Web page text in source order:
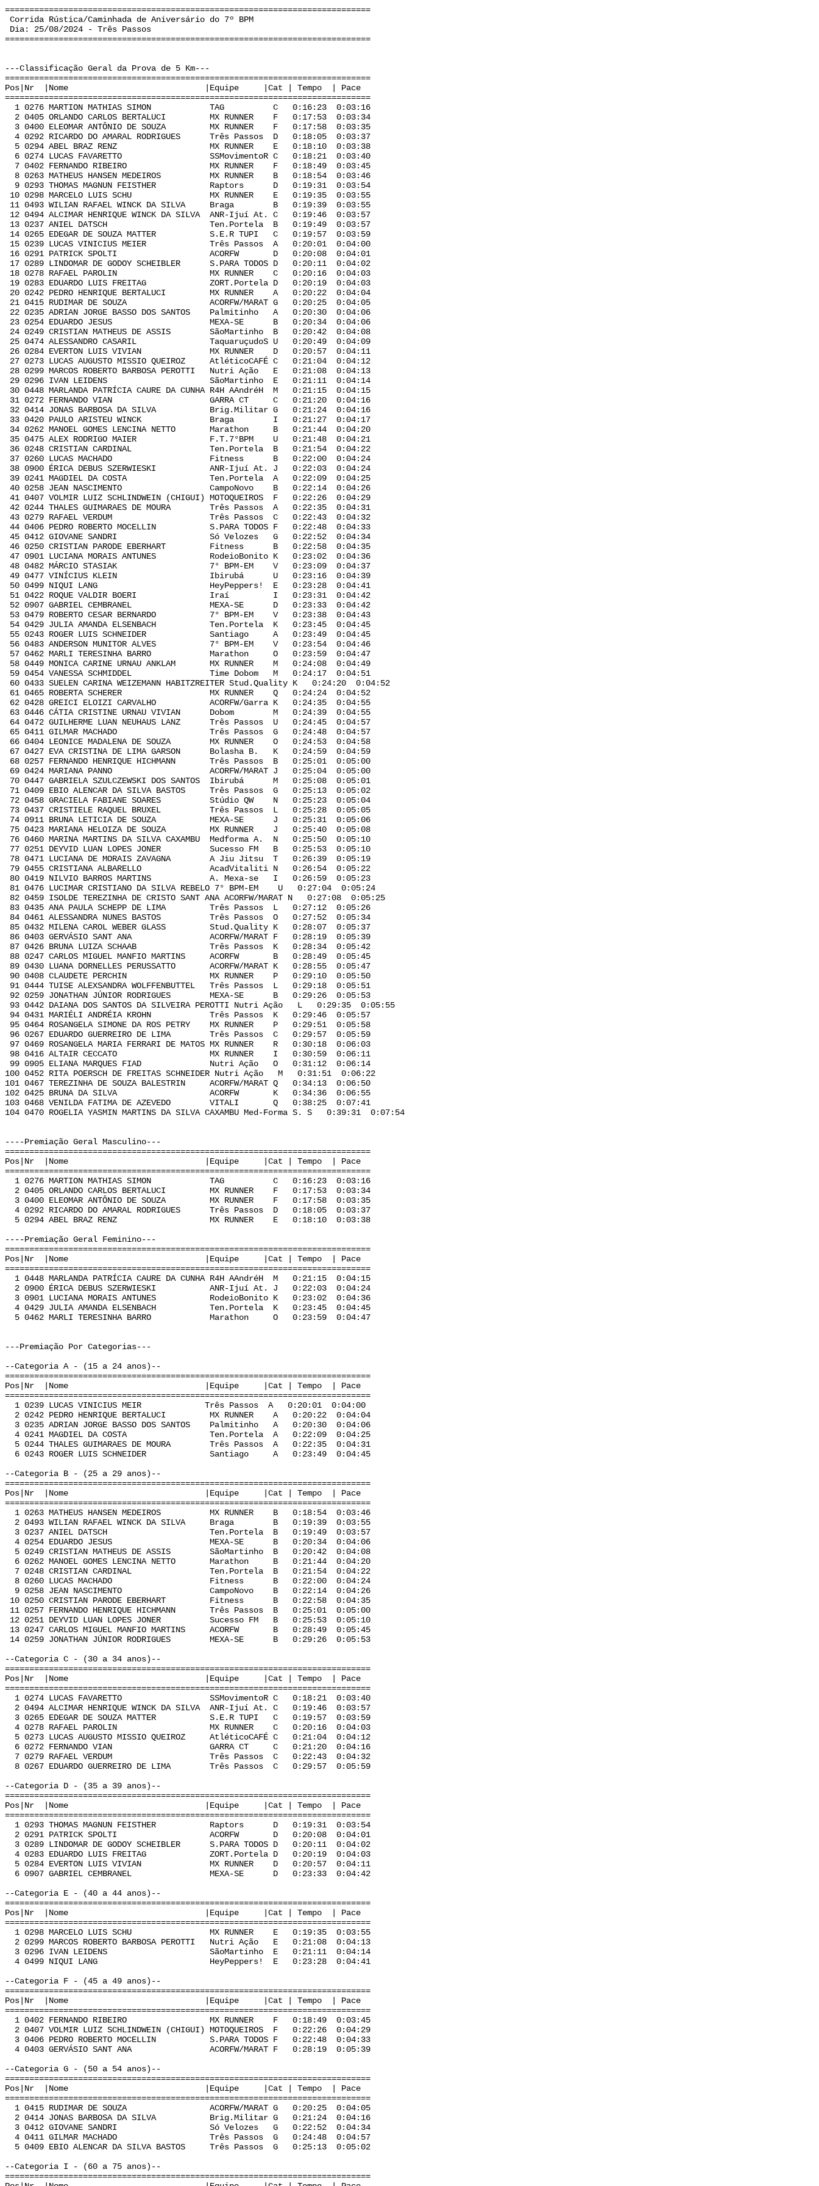
===========================================================================
Corrida Rústica/Caminhada de Aniversário do 7º BPM
Dia: 25/08/2024 - Três Passos
===========================================================================
---Classificação Geral da Prova de 5 Km---
===========================================================================
Pos|Nr |Nome |Equipe |Cat | Tempo | Pace
===========================================================================
1 0276 MARTION MATHIAS SIMON TAG C 0:16:23 0:03:16
2 0405 ORLANDO CARLOS BERTALUCI MX RUNNER F 0:17:53 0:03:34
3 0400 ELEOMAR ANTÔNIO DE SOUZA MX RUNNER F 0:17:58 0:03:35
4 0292 RICARDO DO AMARAL RODRIGUES Três Passos D 0:18:05 0:03:37
5 0294 ABEL BRAZ RENZ MX RUNNER E 0:18:10 0:03:38
6 0274 LUCAS FAVARETTO SSMovimentoR C 0:18:21 0:03:40
7 0402 FERNANDO RIBEIRO MX RUNNER F 0:18:49 0:03:45
8 0263 MATHEUS HANSEN MEDEIROS MX RUNNER B 0:18:54 0:03:46
9 0293 THOMAS MAGNUN FEISTHER Raptors D 0:19:31 0:03:54
10 0298 MARCELO LUIS SCHU MX RUNNER E 0:19:35 0:03:55
11 0493 WILIAN RAFAEL WINCK DA SILVA Braga B 0:19:39 0:03:55
12 0494 ALCIMAR HENRIQUE WINCK DA SILVA ANR-Ijuí At. C 0:19:46 0:03:57
13 0237 ANIEL DATSCH Ten.Portela B 0:19:49 0:03:57
14 0265 EDEGAR DE SOUZA MATTER S.E.R TUPI C 0:19:57 0:03:59
15 0239 LUCAS VINICIUS MEIER Três Passos A 0:20:01 0:04:00
16 0291 PATRICK SPOLTI ACORFW D 0:20:08 0:04:01
17 0289 LINDOMAR DE GODOY SCHEIBLER S.PARA TODOS D 0:20:11 0:04:02
18 0278 RAFAEL PAROLIN MX RUNNER C 0:20:16 0:04:03
19 0283 EDUARDO LUIS FREITAG ZORT.Portela D 0:20:19 0:04:03
20 0242 PEDRO HENRIQUE BERTALUCI MX RUNNER A 0:20:22 0:04:04
21 0415 RUDIMAR DE SOUZA ACORFW/MARAT G 0:20:25 0:04:05
22 0235 ADRIAN JORGE BASSO DOS SANTOS Palmitinho A 0:20:30 0:04:06
23 0254 EDUARDO JESUS MEXA-SE B 0:20:34 0:04:06
24 0249 CRISTIAN MATHEUS DE ASSIS SãoMartinho B 0:20:42 0:04:08
25 0474 ALESSANDRO CASARIL TaquaruçudoS U 0:20:49 0:04:09
26 0284 EVERTON LUIS VIVIAN MX RUNNER D 0:20:57 0:04:11
27 0273 LUCAS AUGUSTO MISSIO QUEIROZ AtléticoCAFÉ C 0:21:04 0:04:12
28 0299 MARCOS ROBERTO BARBOSA PEROTTI Nutri Ação E 0:21:08 0:04:13
29 0296 IVAN LEIDENS SãoMartinho E 0:21:11 0:04:14
30 0448 MARLANDA PATRÍCIA CAURE DA CUNHA R4H AAndréH M 0:21:15 0:04:15
31 0272 FERNANDO VIAN GARRA CT C 0:21:20 0:04:16
32 0414 JONAS BARBOSA DA SILVA Brig.Militar G 0:21:24 0:04:16
33 0420 PAULO ARISTEU WINCK Braga I 0:21:27 0:04:17
34 0262 MANOEL GOMES LENCINA NETTO Marathon B 0:21:44 0:04:20
35 0475 ALEX RODRIGO MAIER F.T.7°BPM U 0:21:48 0:04:21
36 0248 CRISTIAN CARDINAL Ten.Portela B 0:21:54 0:04:22
37 0260 LUCAS MACHADO Fitness B 0:22:00 0:04:24
38 0900 ÉRICA DEBUS SZERWIESKI ANR-Ijuí At. J 0:22:03 0:04:24
39 0241 MAGDIEL DA COSTA Ten.Portela A 0:22:09 0:04:25
40 0258 JEAN NASCIMENTO CampoNovo B 0:22:14 0:04:26
41 0407 VOLMIR LUIZ SCHLINDWEIN (CHIGUI) MOTOQUEIROS F 0:22:26 0:04:29
42 0244 THALES GUIMARAES DE MOURA Três Passos A 0:22:35 0:04:31
43 0279 RAFAEL VERDUM Três Passos C 0:22:43 0:04:32
44 0406 PEDRO ROBERTO MOCELLIN S.PARA TODOS F 0:22:48 0:04:33
45 0412 GIOVANE SANDRI Só Velozes G 0:22:52 0:04:34
46 0250 CRISTIAN PARODE EBERHART Fitness B 0:22:58 0:04:35
47 0901 LUCIANA MORAIS ANTUNES RodeioBonito K 0:23:02 0:04:36
48 0482 MÁRCIO STASIAK 7° BPM-EM V 0:23:09 0:04:37
49 0477 VINÍCIUS KLEIN Ibirubá U 0:23:16 0:04:39
50 0499 NIQUI LANG HeyPeppers! E 0:23:28 0:04:41
51 0422 ROQUE VALDIR BOERI Iraí I 0:23:31 0:04:42
52 0907 GABRIEL CEMBRANEL MEXA-SE D 0:23:33 0:04:42
53 0479 ROBERTO CESAR BERNARDO 7° BPM-EM V 0:23:38 0:04:43
54 0429 JULIA AMANDA ELSENBACH Ten.Portela K 0:23:45 0:04:45
55 0243 ROGER LUIS SCHNEIDER Santiago A 0:23:49 0:04:45
56 0483 ANDERSON MUNITOR ALVES 7° BPM-EM V 0:23:54 0:04:46
57 0462 MARLI TERESINHA BARRO Marathon O 0:23:59 0:04:47
58 0449 MONICA CARINE URNAU ANKLAM MX RUNNER M 0:24:08 0:04:49
59 0454 VANESSA SCHMIDDEL Time Dobom M 0:24:17 0:04:51
60 0433 SUELEN CARINA WEIZEMANN HABITZREITER Stud.Quality K 0:24:20 0:04:52
61 0465 ROBERTA SCHERER MX RUNNER Q 0:24:24 0:04:52
62 0428 GREICI ELOIZI CARVALHO ACORFW/Garra K 0:24:35 0:04:55
63 0446 CÁTIA CRISTINE URNAU VIVIAN Dobom M 0:24:39 0:04:55
64 0472 GUILHERME LUAN NEUHAUS LANZ Três Passos U 0:24:45 0:04:57
65 0411 GILMAR MACHADO Três Passos G 0:24:48 0:04:57
66 0404 LEONICE MADALENA DE SOUZA MX RUNNER O 0:24:53 0:04:58
67 0427 EVA CRISTINA DE LIMA GARSON Bolasha B. K 0:24:59 0:04:59
68 0257 FERNANDO HENRIQUE HICHMANN Três Passos B 0:25:01 0:05:00
69 0424 MARIANA PANNO ACORFW/MARAT J 0:25:04 0:05:00
70 0447 GABRIELA SZULCZEWSKI DOS SANTOS Ibirubá M 0:25:08 0:05:01
71 0409 EBIO ALENCAR DA SILVA BASTOS Três Passos G 0:25:13 0:05:02
72 0458 GRACIELA FABIANE SOARES Stúdio QW N 0:25:23 0:05:04
73 0437 CRISTIELE RAQUEL BRUXEL Três Passos L 0:25:28 0:05:05
74 0911 BRUNA LETICIA DE SOUZA MEXA-SE J 0:25:31 0:05:06
75 0423 MARIANA HELOIZA DE SOUZA MX RUNNER J 0:25:40 0:05:08
76 0460 MARINA MARTINS DA SILVA CAXAMBU Medforma A. N 0:25:50 0:05:10
77 0251 DEYVID LUAN LOPES JONER Sucesso FM B 0:25:53 0:05:10
78 0471 LUCIANA DE MORAIS ZAVAGNA A Jiu Jitsu T 0:26:39 0:05:19
79 0455 CRISTIANA ALBARELLO AcadVitaliti N 0:26:54 0:05:22
80 0419 NILVIO BARROS MARTINS A. Mexa-se I 0:26:59 0:05:23
81 0476 LUCIMAR CRISTIANO DA SILVA REBELO 7° BPM-EM U 0:27:04 0:05:24
82 0459 ISOLDE TEREZINHA DE CRISTO SANT ANA ACORFW/MARAT N 0:27:08 0:05:25
83 0435 ANA PAULA SCHEPP DE LIMA Três Passos L 0:27:12 0:05:26
84 0461 ALESSANDRA NUNES BASTOS Três Passos O 0:27:52 0:05:34
85 0432 MILENA CAROL WEBER GLASS Stud.Quality K 0:28:07 0:05:37
86 0403 GERVÁSIO SANT ANA ACORFW/MARAT F 0:28:19 0:05:39
87 0426 BRUNA LUIZA SCHAAB Três Passos K 0:28:34 0:05:42
88 0247 CARLOS MIGUEL MANFIO MARTINS ACORFW B 0:28:49 0:05:45
89 0430 LUANA DORNELLES PERUSSATTO ACORFW/MARAT K 0:28:55 0:05:47
90 0408 CLAUDETE PERCHIN MX RUNNER P 0:29:10 0:05:50
91 0444 TUISE ALEXSANDRA WOLFFENBUTTEL Três Passos L 0:29:18 0:05:51
92 0259 JONATHAN JÚNIOR RODRIGUES MEXA-SE B 0:29:26 0:05:53
93 0442 DAIANA DOS SANTOS DA SILVEIRA PEROTTI Nutri Ação L 0:29:35 0:05:55
94 0431 MARIÉLI ANDRÉIA KROHN Três Passos K 0:29:46 0:05:57
95 0464 ROSANGELA SIMONE DA ROS PETRY MX RUNNER P 0:29:51 0:05:58
96 0267 EDUARDO GUERREIRO DE LIMA Três Passos C 0:29:57 0:05:59
97 0469 ROSANGELA MARIA FERRARI DE MATOS MX RUNNER R 0:30:18 0:06:03
98 0416 ALTAIR CECCATO MX RUNNER I 0:30:59 0:06:11
99 0905 ELIANA MARQUES FIAD Nutri Ação O 0:31:12 0:06:14
100 0452 RITA POERSCH DE FREITAS SCHNEIDER Nutri Ação M 0:31:51 0:06:22
101 0467 TEREZINHA DE SOUZA BALESTRIN ACORFW/MARAT Q 0:34:13 0:06:50
102 0425 BRUNA DA SILVA ACORFW K 0:34:36 0:06:55
103 0468 VENILDA FATIMA DE AZEVEDO VITALI Q 0:38:25 0:07:41
104 0470 ROGELIA YASMIN MARTINS DA SILVA CAXAMBU Med-Forma S. S 0:39:31 0:07:54
----Premiação Geral Masculino---
===========================================================================
Pos|Nr |Nome |Equipe |Cat | Tempo | Pace
===========================================================================
1 0276 MARTION MATHIAS SIMON TAG C 0:16:23 0:03:16
2 0405 ORLANDO CARLOS BERTALUCI MX RUNNER F 0:17:53 0:03:34
3 0400 ELEOMAR ANTÔNIO DE SOUZA MX RUNNER F 0:17:58 0:03:35
4 0292 RICARDO DO AMARAL RODRIGUES Três Passos D 0:18:05 0:03:37
5 0294 ABEL BRAZ RENZ MX RUNNER E 0:18:10 0:03:38
----Premiação Geral Feminino---
===========================================================================
Pos|Nr |Nome |Equipe |Cat | Tempo | Pace
===========================================================================
1 0448 MARLANDA PATRÍCIA CAURE DA CUNHA R4H AAndréH M 0:21:15 0:04:15
2 0900 ÉRICA DEBUS SZERWIESKI ANR-Ijuí At. J 0:22:03 0:04:24
3 0901 LUCIANA MORAIS ANTUNES RodeioBonito K 0:23:02 0:04:36
4 0429 JULIA AMANDA ELSENBACH Ten.Portela K 0:23:45 0:04:45
5 0462 MARLI TERESINHA BARRO Marathon O 0:23:59 0:04:47
---Premiação Por Categorias---
--Categoria A - (15 a 24 anos)--
===========================================================================
Pos|Nr |Nome |Equipe |Cat | Tempo | Pace
===========================================================================
1 0239 LUCAS VINICIUS MEIR Três Passos A 0:20:01 0:04:00
2 0242 PEDRO HENRIQUE BERTALUCI MX RUNNER A 0:20:22 0:04:04
3 0235 ADRIAN JORGE BASSO DOS SANTOS Palmitinho A 0:20:30 0:04:06
4 0241 MAGDIEL DA COSTA Ten.Portela A 0:22:09 0:04:25
5 0244 THALES GUIMARAES DE MOURA Três Passos A 0:22:35 0:04:31
6 0243 ROGER LUIS SCHNEIDER Santiago A 0:23:49 0:04:45
--Categoria B - (25 a 29 anos)--
===========================================================================
Pos|Nr |Nome |Equipe |Cat | Tempo | Pace
===========================================================================
1 0263 MATHEUS HANSEN MEDEIROS MX RUNNER B 0:18:54 0:03:46
2 0493 WILIAN RAFAEL WINCK DA SILVA Braga B 0:19:39 0:03:55
3 0237 ANIEL DATSCH Ten.Portela B 0:19:49 0:03:57
4 0254 EDUARDO JESUS MEXA-SE B 0:20:34 0:04:06
5 0249 CRISTIAN MATHEUS DE ASSIS SãoMartinho B 0:20:42 0:04:08
6 0262 MANOEL GOMES LENCINA NETTO Marathon B 0:21:44 0:04:20
7 0248 CRISTIAN CARDINAL Ten.Portela B 0:21:54 0:04:22
8 0260 LUCAS MACHADO Fitness B 0:22:00 0:04:24
9 0258 JEAN NASCIMENTO CampoNovo B 0:22:14 0:04:26
10 0250 CRISTIAN PARODE EBERHART Fitness B 0:22:58 0:04:35
11 0257 FERNANDO HENRIQUE HICHMANN Três Passos B 0:25:01 0:05:00
12 0251 DEYVID LUAN LOPES JONER Sucesso FM B 0:25:53 0:05:10
13 0247 CARLOS MIGUEL MANFIO MARTINS ACORFW B 0:28:49 0:05:45
14 0259 JONATHAN JÚNIOR RODRIGUES MEXA-SE B 0:29:26 0:05:53
--Categoria C - (30 a 34 anos)--
===========================================================================
Pos|Nr |Nome |Equipe |Cat | Tempo | Pace
===========================================================================
1 0274 LUCAS FAVARETTO SSMovimentoR C 0:18:21 0:03:40
2 0494 ALCIMAR HENRIQUE WINCK DA SILVA ANR-Ijuí At. C 0:19:46 0:03:57
3 0265 EDEGAR DE SOUZA MATTER S.E.R TUPI C 0:19:57 0:03:59
4 0278 RAFAEL PAROLIN MX RUNNER C 0:20:16 0:04:03
5 0273 LUCAS AUGUSTO MISSIO QUEIROZ AtléticoCAFÉ C 0:21:04 0:04:12
6 0272 FERNANDO VIAN GARRA CT C 0:21:20 0:04:16
7 0279 RAFAEL VERDUM Três Passos C 0:22:43 0:04:32
8 0267 EDUARDO GUERREIRO DE LIMA Três Passos C 0:29:57 0:05:59
--Categoria D - (35 a 39 anos)--
===========================================================================
Pos|Nr |Nome |Equipe |Cat | Tempo | Pace
===========================================================================
1 0293 THOMAS MAGNUN FEISTHER Raptors D 0:19:31 0:03:54
2 0291 PATRICK SPOLTI ACORFW D 0:20:08 0:04:01
3 0289 LINDOMAR DE GODOY SCHEIBLER S.PARA TODOS D 0:20:11 0:04:02
4 0283 EDUARDO LUIS FREITAG ZORT.Portela D 0:20:19 0:04:03
5 0284 EVERTON LUIS VIVIAN MX RUNNER D 0:20:57 0:04:11
6 0907 GABRIEL CEMBRANEL MEXA-SE D 0:23:33 0:04:42
--Categoria E - (40 a 44 anos)--
===========================================================================
Pos|Nr |Nome |Equipe |Cat | Tempo | Pace
===========================================================================
1 0298 MARCELO LUIS SCHU MX RUNNER E 0:19:35 0:03:55
2 0299 MARCOS ROBERTO BARBOSA PEROTTI Nutri Ação E 0:21:08 0:04:13
3 0296 IVAN LEIDENS SãoMartinho E 0:21:11 0:04:14
4 0499 NIQUI LANG HeyPeppers! E 0:23:28 0:04:41
--Categoria F - (45 a 49 anos)--
===========================================================================
Pos|Nr |Nome |Equipe |Cat | Tempo | Pace
===========================================================================
1 0402 FERNANDO RIBEIRO MX RUNNER F 0:18:49 0:03:45
2 0407 VOLMIR LUIZ SCHLINDWEIN (CHIGUI) MOTOQUEIROS F 0:22:26 0:04:29
3 0406 PEDRO ROBERTO MOCELLIN S.PARA TODOS F 0:22:48 0:04:33
4 0403 GERVÁSIO SANT ANA ACORFW/MARAT F 0:28:19 0:05:39
--Categoria G - (50 a 54 anos)--
===========================================================================
Pos|Nr |Nome |Equipe |Cat | Tempo | Pace
===========================================================================
1 0415 RUDIMAR DE SOUZA ACORFW/MARAT G 0:20:25 0:04:05
2 0414 JONAS BARBOSA DA SILVA Brig.Militar G 0:21:24 0:04:16
3 0412 GIOVANE SANDRI Só Velozes G 0:22:52 0:04:34
4 0411 GILMAR MACHADO Três Passos G 0:24:48 0:04:57
5 0409 EBIO ALENCAR DA SILVA BASTOS Três Passos G 0:25:13 0:05:02
--Categoria I - (60 a 75 anos)--
===========================================================================